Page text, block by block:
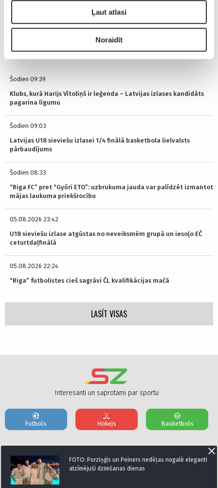
Ļaut atlasi
Noraidīt
Pagaidām neviens nav komentējis
JAUNĀKĀS ZIŅAS
Šodien 09:39
Klubs, kurā Harijs Vītoliņš ir leģenda – Latvijas izlases kandidāts
pagarina līgumu
Šodien 09:03
Latvijas U18 sieviešu izlasei 1/4 finālā basketbola lielvalsts
pārbaudījums
Šodien 08:33
“Riga FC” pret “Győri ETO”: uzbrukuma jauda var palīdzēt izmantot
mājas laukuma priekšrocību
05.08.2026 23:42
U18 sieviešu izlase atgūstas no neveiksmēm grupā un iesoļo EČ
ceturtdaļfinālā
05.08.2026 22:24
“Riga” futbolistes cieš sagrāvi ČL kvalifikācijas mačā
LASĪT VISAS
FOTO: Porziņģis un Peiners nedēļas nogalē eleganti
atzīmējuši dzimšanas dienas
Interesanti un saprotami par sportu
Futbols Hokejs Basketbols
Par mums Reklāmas Parametri Kontakti
Seko mums: